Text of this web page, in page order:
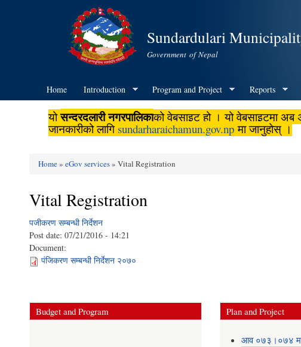
Sundardulari
Government of Nepal
Home Introduction Program and Project Reports
योसुन्दरदुलारी नगरपालिकाको वेबसाइट हो । यो वेबसाइटमा
जानकारीको लागि sundarharaichamun.gov.npमा जानुहोस् ।
Home» eGov services» Vital Registration
Vital Registration
प‌जीकरण सम्बन्धी निर्देशन
Post date: 07/21/2016 - 14:21
Document:
पंजिकरण सम्बन्धी निर्देशन २०७०
Budget and Program Plan and Project
आव ०७३।०७४